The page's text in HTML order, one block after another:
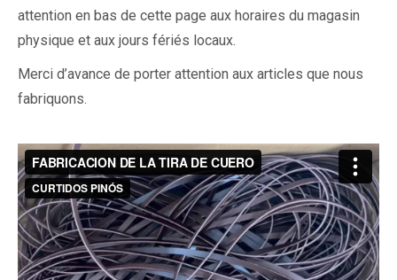
attention en bas de cette page aux horaires du magasin
physique et aux jours fériés locaux.
Merci d’avance de porter attention aux articles que nous
fabriquons.